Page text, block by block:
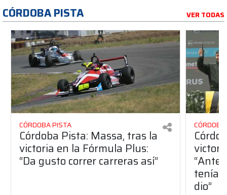
CÓRDOBA PISTA VER TODAS
CÓRDOBA PISTA
Córdoba Pista: Massa, tras la
victoria en la Fórmula Plus:
“Da gusto correr carreras así”
dio”